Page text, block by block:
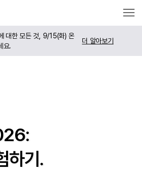
대한 모든 것, 9/15(화) 온
요.
더 알아보기
하기.